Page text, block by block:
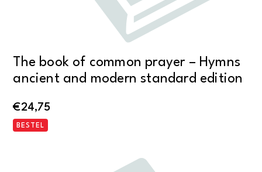
The book of common prayer – Hymns
ancient and modern standard edition
€24,75
BESTEL